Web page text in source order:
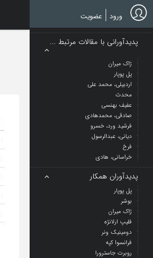
Skip
to
main
ورود عضویت
پدیدآورانی با مقالات مرتبط ...
ژاک میران
پل پوپار
اردبیلی، محمد علی
محدث
عفیف بهنسی
صادقی، محمدهادی
فرشید ورد، خسرو
دیانی، عبدالرسول
فرخ
خراسانی، هادی
پدیدآوران همکار
پل پوپار
بوشر
ژاک میران
فلیپ ارلانژه
دومینیک ونر
فرانسوا کپه
روبرت جاسترورا